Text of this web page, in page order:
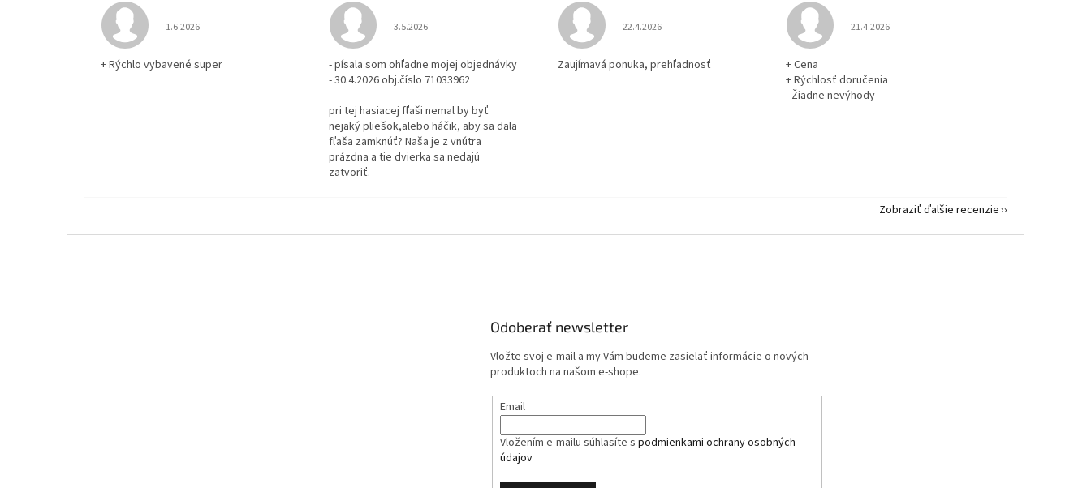
Hodnotenie obchodu je 5 z 5 hviezdičiek.
1.6.2026
+ Rýchlo vybavené super
Hodnotenie obchodu je 3 z 5 hviezdičiek.
3.5.2026
- písala som ohľadne mojej objednávky
- 30.4.2026 obj.číslo 71033962
pri tej hasiacej fľaši nemal by byť
nejaký pliešok,alebo háčik, aby sa dala
fľaša zamknúť? Naša je z vnútra
prázdna a tie dvierka sa nedajú
zatvoriť.
Hodnotenie obchodu je 5 z 5 hviezdičiek.
22.4.2026
Zaujímavá ponuka, prehľadnosť
Hodnotenie obchodu je 5 z 5 hviezdičiek.
21.4.2026
+ Cena
+ Rýchlosť doručenia
- Žiadne nevýhody
Zobraziť ďalšie recenzie
Odoberať newsletter
Vložte svoj e-mail a my Vám budeme zasielať informácie o nových
produktoch na našom e-shope.
Email
Vložením e-mailu súhlasíte s podmienkami ochrany osobných
údajov